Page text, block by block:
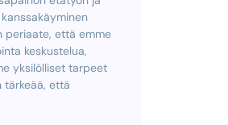
periaate, että emme
keskustelua,
yksilölliset tarpeet
tärkeää, että